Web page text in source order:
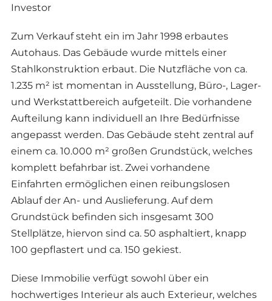
Investor
Zum Verkauf steht ein im Jahr 1998 erbautes
Autohaus. Das Gebäude wurde mittels einer
Stahlkonstruktion erbaut. Die Nutzfläche von ca.
1.235 m² ist momentan in Ausstellung, Büro-, Lager-
und Werkstattbereich aufgeteilt. Die vorhandene
Aufteilung kann individuell an Ihre Bedürfnisse
angepasst werden. Das Gebäude steht zentral auf
einem ca. 10.000 m² großen Grundstück, welches
komplett befahrbar ist. Zwei vorhandene
Einfahrten ermöglichen einen reibungslosen
Ablauf der An- und Auslieferung. Auf dem
Grundstück befinden sich insgesamt 300
Stellplätze, hiervon sind ca. 50 asphaltiert, knapp
100 gepflastert und ca. 150 gekiest.
Diese Immobilie verfügt sowohl über ein
hochwertiges Interieur als auch Exterieur, welches